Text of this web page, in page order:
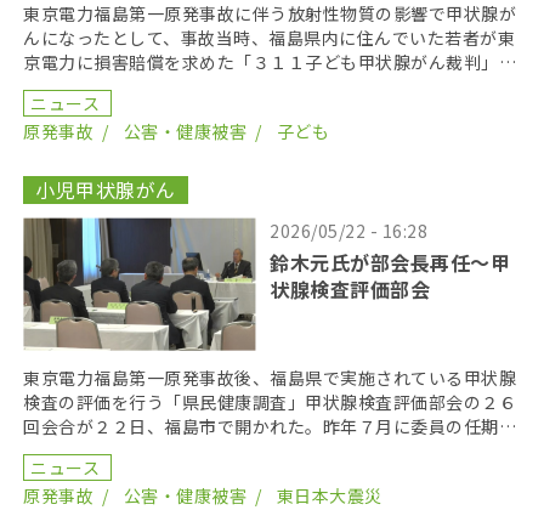
東京電力福島第一原発事故に伴う放射性物質の影響で甲状腺が
んになったとして、事故当時、福島県内に住んでいた若者が東
京電力に損害賠償を求めた「３１１子ども甲状腺がん裁判」の
第１８回口頭弁論が２０２６年６月１７日に開かれた。裁 […]
ニュース
原発事故
公害・健康被害 子ども
小児甲状腺がん
2026/05/22 - 16:28
鈴木元氏が部会長再任〜甲
状腺検査評価部会
東京電力福島第一原発事故後、福島県で実施されている甲状腺
検査の評価を行う「県民健康調査」甲状腺検査評価部会の２６
回会合が２２日、福島市で開かれた。昨年７月に委員の任期を
終え、委員が改選されてから初の開催となり、鈴木元保内 […]
ニュース
原発事故
公害・健康被害 東日本大震災